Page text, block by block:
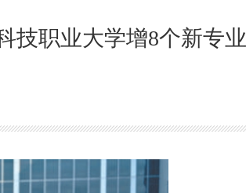
技职业大学增8个新专业